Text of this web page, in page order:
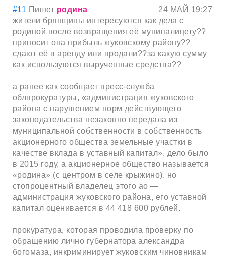
#11 Пишет родина
24 МАЙ 19:27
жители брянщины интересуются как дела с
родиной после возвращения её мунипалицету??
приносит она прибыль жуковскому району??
сдают её в аренду или продали??за какую сумму
как используются вырученные средства??
а ранее как сообщает пресс-служба
облпрокуратуры, «администрация жуковского
района с нарушением норм действующего
законодательства незаконно передала из
муниципальной собственности в собственность
акционерного общества земельные участки в
качестве вклада в уставный капитал». дело было
в 2015 году, а акционерное общество называется
«родина» (с центром в селе крыжино). но
стопроцентный владелец этого ао —
администрация жуковского района, его уставной
капитал оценивается в 44 418 600 рублей.
прокуратура, которая проводила проверку по
обращению лично губернатора александра
богомаза, инкриминирует жуковским чиновникам